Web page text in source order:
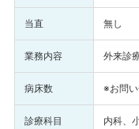
当直 無し
業務内容 外来診
病床数 ※お問
診療科目 内科、